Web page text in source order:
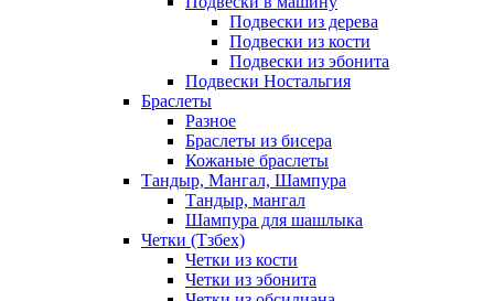
Подвески из дерева
Подвески из кости
Подвески из эбонита
Подвески Ностальгия
Браслеты
Разное
Браслеты из бисера
Кожаные браслеты
Тандыр, Мангал, Шампура
Тандыр, мангал
Шампура для шашлыка
Четки (Тзбех)
Четки из кости
Четки из эбонита